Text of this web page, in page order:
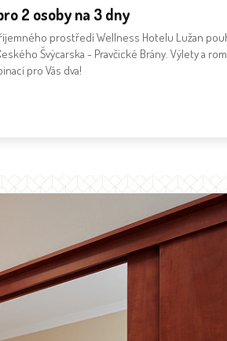
2 osoby na 3 dny
prostředí Wellness Hotelu Lužan
Švýcarska - Pravčické Brány. Výlety a
pro Vás dva!